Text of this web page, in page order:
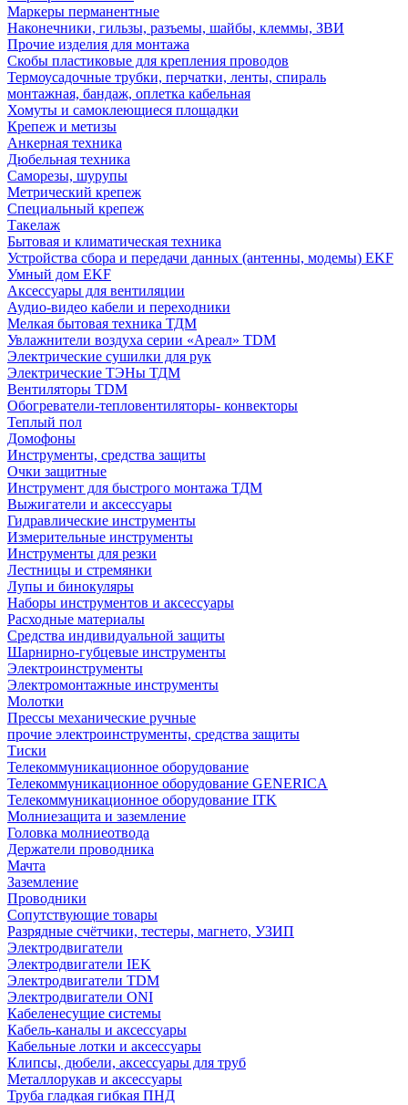
Маркеры перманентные
Наконечники, гильзы, разъемы, шайбы, клеммы, ЗВИ
Прочие изделия для монтажа
Скобы пластиковые для крепления проводов
Термоусадочные трубки, перчатки, ленты, спираль
монтажная, бандаж, оплетка кабельная
Хомуты и самоклеющиеся площадки
Крепеж и метизы
Анкерная техника
Дюбельная техника
Саморезы, шурупы
Метрический крепеж
Специальный крепеж
Такелаж
Бытовая и климатическая техника
Устройства сбора и передачи данных (антенны, модемы) EKF
Умный дом EKF
Аксессуары для вентиляции
Аудио-видео кабели и переходники
Мелкая бытовая техника ТДМ
Увлажнители воздуха серии «Ареал» TDM
Электрические сушилки для рук
Электрические ТЭНы ТДМ
Вентиляторы TDM
Обогреватели-тепловентиляторы- конвекторы
Теплый пол
Домофоны
Инструменты, средства защиты
Очки защитные
Инструмент для быстрого монтажа ТДМ
Выжигатели и аксессуары
Гидравлические инструменты
Измерительные инструменты
Инструменты для резки
Лестницы и стремянки
Лупы и бинокуляры
Наборы инструментов и аксессуары
Расходные материалы
Средства индивидуальной защиты
Шарнирно-губцевые инструменты
Электроинструменты
Электромонтажные инструменты
Молотки
Прессы механические ручные
прочие электроинструменты, средства защиты
Тиски
Телекоммуникационное оборудование
Телекоммуникационное оборудование GENERICA
Телекоммуникационное оборудование ITK
Молниезащита и заземление
Головка молниеотвода
Держатели проводника
Мачта
Заземление
Проводники
Сопутствующие товары
Разрядные счётчики, тестеры, магнето, УЗИП
Электродвигатели
Электродвигатели IEK
Электродвигатели TDM
Электродвигатели ONI
Кабеленесущие системы
Кабель-каналы и аксессуары
Кабельные лотки и аксессуары
Клипсы, дюбели, аксессуары для труб
Металлорукав и аксессуары
Труба гладкая гибкая ПНД